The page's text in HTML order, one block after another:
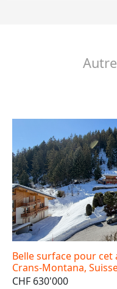
Belle surface pour
Crans-Montana,
CHF 630'000